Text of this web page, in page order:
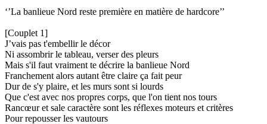
‘’La banlieue Nord reste première en matière de hardcore’’
[Couplet 1]
J’vais pas t'embellir le décor
Ni assombrir le tableau, verser des pleurs
Mais s'il faut vraiment te décrire la banlieue Nord
Franchement alors autant être claire ça fait peur
Dur de s'y plaire, et les murs sont si lourds
Que c'est avec nos propres corps, que l'on tient nos tours
Rancœur et sale caractère sont les réflexes moteurs et critères
Pour repousser les vautours